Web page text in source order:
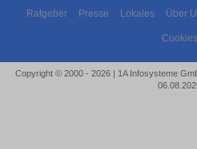
Ratgeber Presse Lokales Über
Cookies
Copyright © 2000 - 2026 | 1A Infosysteme